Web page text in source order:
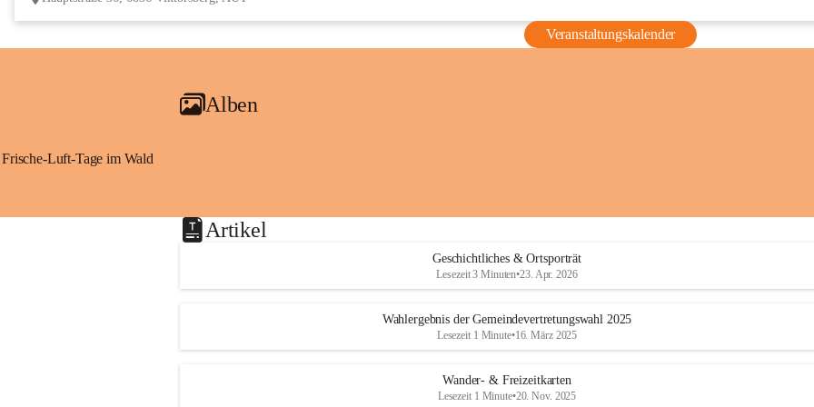
Veranstaltungskalender
Alben
Frische-Luft-Tage im Wald
Artikel
Geschichtliches & Ortsporträt
Lesezeit 3 Minuten•23. Apr. 2026
Wahlergebnis der Gemeindevertretungswahl 2025
Lesezeit 1 Minute•16. März 2025
Wander- & Freizeitkarten
Lesezeit 1 Minute•20. Nov. 2025